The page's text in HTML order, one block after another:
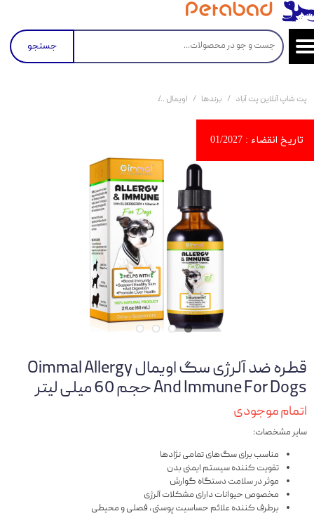
جستجو
پت شاپ آنلاین پت آباد برندها اویمال
قطره ضد آلرژی سگ اویمال Oimmal Allergy
And Immune For Dogs حجم 60 میلی لیتر
اتمام موجودی
سایر مشخصات:
مناسب برای سگ‌های تمامی نژادها
تقویت کننده سیستم ایمنی بدن
موثر در سلامت دستگاه گوارش
مخصوص حیوانات دارای مشکلات آلرژی
برطرف کننده علائم حساسیت پوستی، فصلی و محیطی